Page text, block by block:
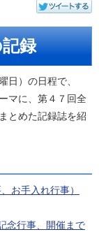
録
）の日程で、
マに、第４７回全
とめた記録誌を紹
お手入れ行事）
念行事、開催まで